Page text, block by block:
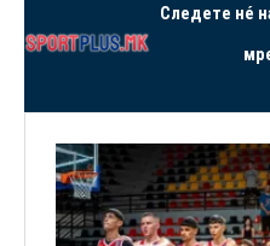
Следете нé